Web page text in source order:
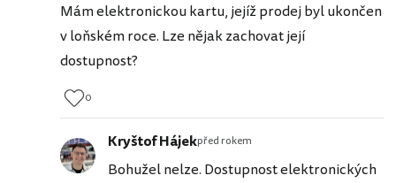
Mám elektronickou kartu, jejíž prodej byl ukončen
v loňském roce. Lze nějak zachovat její
dostupnost?
0
Kryštof Hájekpřed rokem
Bohužel nelze. Dostupnost elektronických